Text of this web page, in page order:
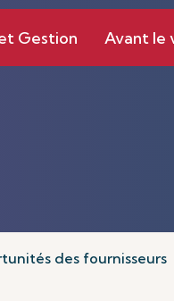
Gestion Avant le
des fournisseurs